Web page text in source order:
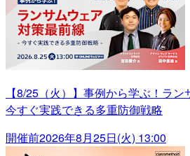
【8/25（火）】事例から学ぶ！ラ
今すぐ実践できる多重防御戦略
開催前2026年8月25日(火) 13:00